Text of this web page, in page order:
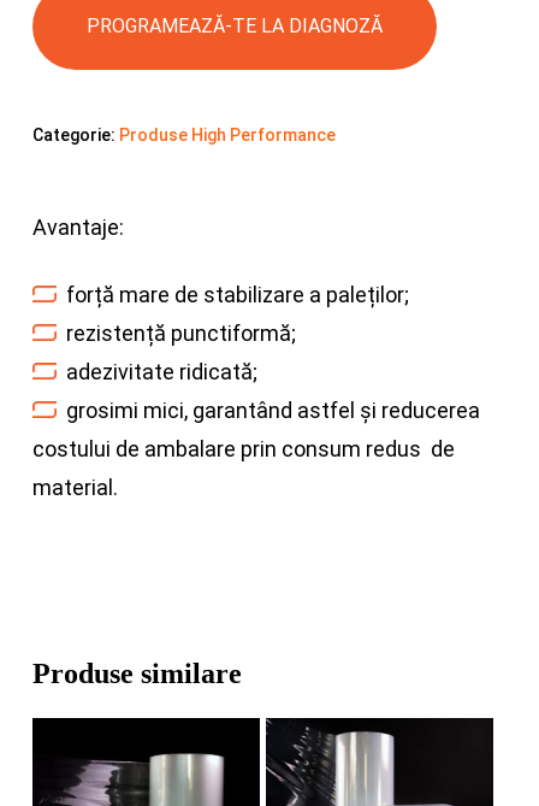
PROGRAMEAZĂ-TE LA DIAGNOZĂ
Categorie: Produse High Performance
Avantaje:
forță mare de stabilizare a paleților;
rezistență punctiformă;
adezivitate ridicată;
grosimi mici, garantând astfel și reducerea
costului de ambalare prin consum redus de
material.
Produse similare